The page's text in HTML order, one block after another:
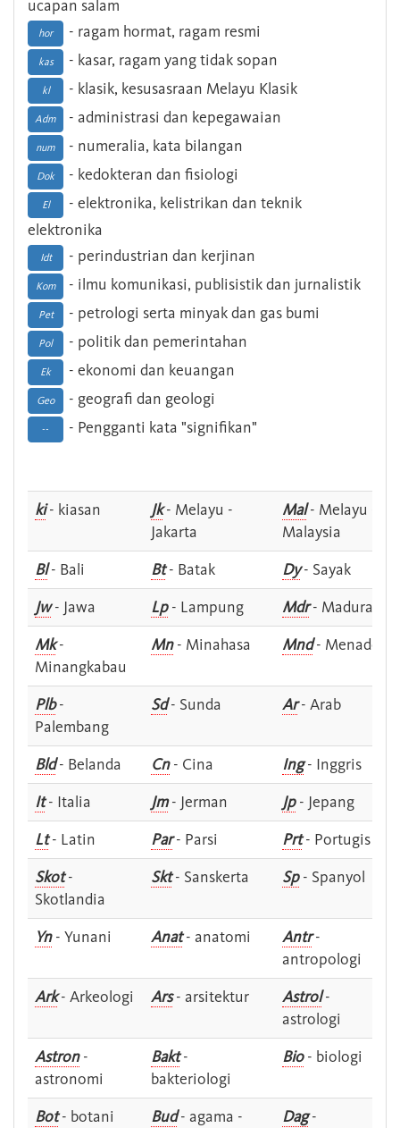
ucapan salam
hor - ragam hormat, ragam resmi
kas - kasar, ragam yang tidak sopan
kl - klasik, kesusasraan Melayu Klasik
Adm - administrasi dan kepegawaian
num - numeralia, kata bilangan
Dok - kedokteran dan fisiologi
El
- elektronika, kelistrikan dan teknik
elektronika
Idt - perindustrian dan kerjinan
Kom - ilmu komunikasi, publisistik dan jurnalistik
Pet - petrologi serta minyak dan gas bumi
Pol - politik dan pemerintahan
Ek - ekonomi dan keuangan
Geo - geografi dan geologi
-- - Pengganti kata "signifikan"
ki- kiasan Jk- Melayu -
Jakarta
Mal- Melayu -
Malaysia
Bl- Bali Bt- Batak Dy- Sayak
Jw- Jawa Lp- Lampung Mdr- Madura
Mk-
Minangkabau
Mn- Minahasa Mnd- Menado
Plb-
Palembang
Sd- Sunda Ar- Arab
Bld- Belanda Cn- Cina Ing- Inggris
It- Italia Jm- Jerman Jp- Jepang
Lt- Latin Par- Parsi Prt- Portugis
Skot-
Skotlandia
Skt- Sanskerta Sp- Spanyol
Yn- Yunani Anat- anatomi Antr-
antropologi
Ark- Arkeologi Ars- arsitektur Astrol-
astrologi
Astron-
astronomi
Bakt-
bakteriologi
Bio- biologi
Bot- botani Bud- agama -
Dag-